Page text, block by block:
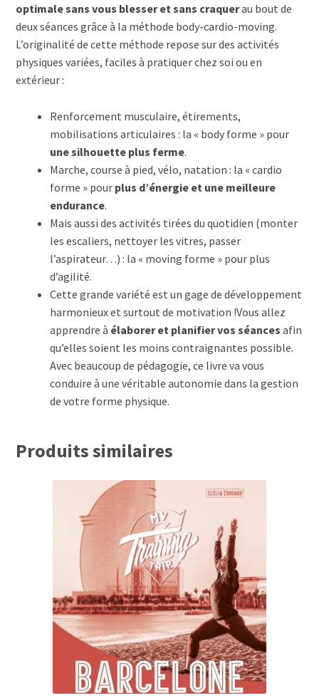
optimale sans vous blesser et sans craquerau bout de
deux séances grâce à la méthode body-cardio-moving.
L’originalité de cette méthode repose sur des activités
physiques variées, faciles à pratiquer chez soi ou en
extérieur :
Renforcement musculaire, étirements,
mobilisations articulaires : la « body forme » pour
une silhouette plus ferme.
Marche, course à pied, vélo, natation : la « cardio
forme » pour plus d’énergie et une meilleure
endurance.
Mais aussi des activités tirées du quotidien (monter
les escaliers, nettoyer les vitres, passer
l’aspirateur…) : la « moving forme » pour plus
d’agilité.
Cette grande variété est un gage de développement
harmonieux et surtout de motivation !Vous allez
apprendre à élaborer et planifier vos séances afin
qu’elles soient les moins contraignantes possible.
Avec beaucoup de pédagogie, ce livre va vous
conduire à une véritable autonomie dans la gestion
de votre forme physique.
Produits similaires